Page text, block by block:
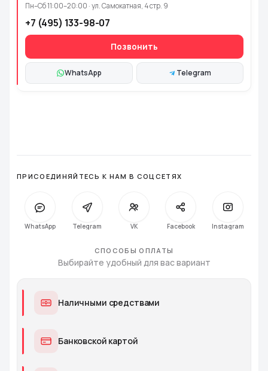
Пн–Сб 11:00–20:00 · ул. Самокатная, 4 стр. 9
+7 (495) 133-98-07
Позвонить
WhatsApp Telegram
ПРИСОЕДИНЯЙТЕСЬ К НАМ В СОЦСЕТЯХ
СПОСОБЫ ОПЛАТЫ
Выбирайте удобный для вас вариант
Наличными средствами
Банковской картой